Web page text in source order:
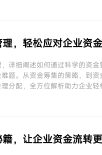
，轻松应对企业资
详细阐述如何通过科学的资金
题。从资金筹集的策略，到资
分配，全方位解析助力企业轻
，让企业资金流转